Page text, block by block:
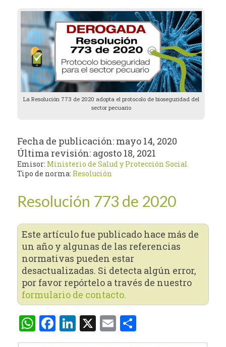
La Resolución 773 de 2020 adopta el protocolo de bioseguridad del
sector pecuario
Fecha de publicación: mayo 14, 2020
Última revisión: agosto 18, 2021
Emisor: Ministerio de Salud y Protección Social
Tipo de norma: Resolución
Resolución 773 de 2020
Este artículo fue publicado hace más de
un año y algunas de las referencias
normativas pueden estar
desactualizadas. Si detecta algún error,
por favor repórtelo a través de nuestro
formulario de contacto.
WhatsApp
Facebook
LinkedIn
X Email